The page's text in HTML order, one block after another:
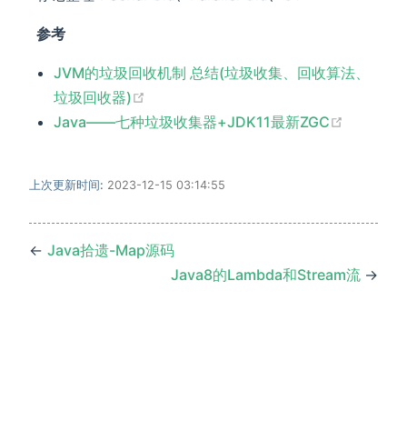
参考
JVM的垃圾回收机制 总结(垃圾收集、回收算法、
垃圾回收器)
Java——七种垃圾收集器+JDK11最新ZGC
上次更新时间: 2023-12-15 03:14:55
← Java拾遗-Map源码
Java8的Lambda和Stream流 →